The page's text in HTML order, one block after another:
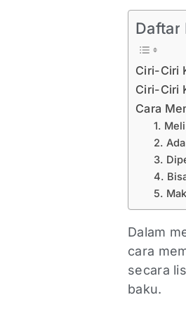
Daftar
Ciri-Ciri
Ciri-Ciri
Cara
1.
2.
3.
4.
5.
Dalam
cara
secara
baku.